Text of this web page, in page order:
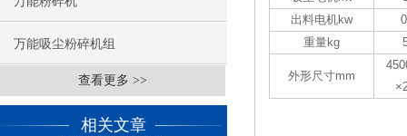
万能吸尘粉碎机组
查看更多 >>
相关文章
出料电机kw
重量kg
外形尺寸mm